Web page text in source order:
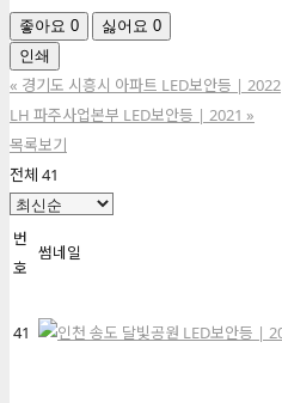
좋아요 0 싫어요 0
인쇄
« 경기도 시흥시 아파트 LED보안등 | 2022
LH 파주사업본부 LED보안등 | 2021 »
목록보기
전체 41
번
호
썸네일
41